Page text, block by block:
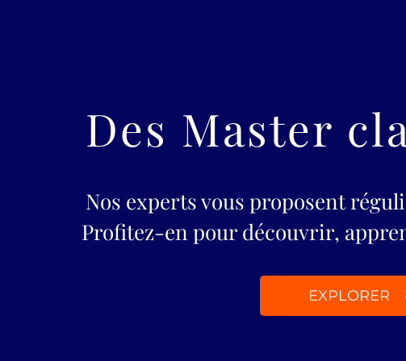
Des Master
Nos experts vous proposent
Profitez-en pour découvrir,
EXPLORER